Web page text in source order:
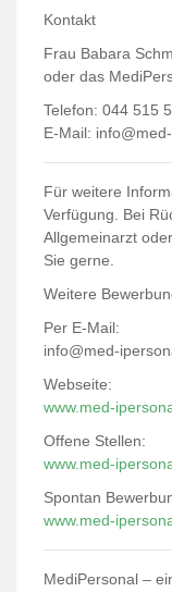
Kontakt
Frau Babara
oder das
Telefon: 044 515
E-Mail:
Für weitere
Verfügung. Bei
Allgemeinarzt
Sie gerne.
Weitere
Per E-Mail:
info@med-
Webseite:
www.med-
Offene Stellen:
www.med-
Spontan
www.med-
MediPersonal –